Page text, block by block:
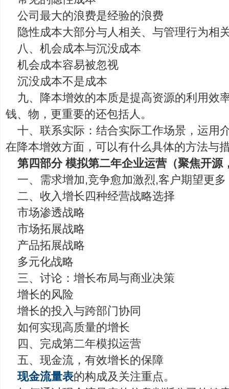
公司最大的浪费是经验的浪费
隐性成本大部分与人相关、与管理行为相
八、机会成本与沉没成本
机会成本容易被忽视
沉没成本不是成本
九、降本增效的本质是提高资源的利用效
钱、物，更重要的还包括人。
十、联系实际：结合实际工作场景，运用
在降本增效方面，可以有什么具体的方法与
第四部分 模拟第二年企业运营（聚焦开源
一、需求增加,竞争愈加激烈,客户期望更
二、收入增长四种经营战略选择
市场渗透战略
市场拓展战略
产品拓展战略
多元化战略
三、讨论：增长布局与商业决策
增长的风险
增长的投入与跨部门协同
如何实现高质量的增长
四、完成第二年模拟运营
五、现金流，有效增长的保障
现金流量表的构成及关注重点。